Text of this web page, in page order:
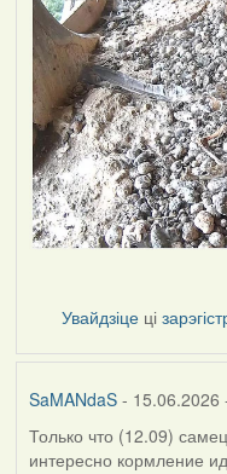
Увайдзіце ці
SaMANdaS- 15.06.2026
Только что (12.09)
интересно кормление